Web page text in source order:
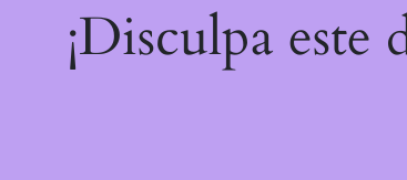
¡Disculpa